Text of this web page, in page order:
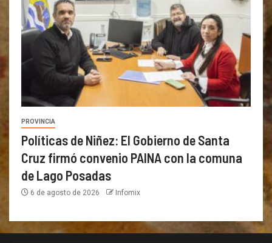
PROVINCIA
Políticas de Niñez: El Gobierno de Santa
Cruz firmó convenio PAINA con la comuna
de Lago Posadas
6 de agosto de 2026 Infomix